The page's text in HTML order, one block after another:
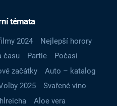
témata
2024
Nejlepší horory
času Partie
Počasí
začátky
Auto – katalog
2025
Svařené víno
Aloe vera